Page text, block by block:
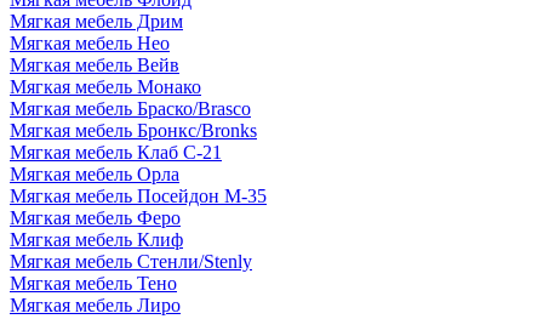
Мягкая мебель Дрим
Мягкая мебель Нео
Мягкая мебель Вейв
Мягкая мебель Монако
Мягкая мебель Браско/Brasco
Мягкая мебель Бронкс/Bronks
Мягкая мебель Клаб С-21
Мягкая мебель Орла
Мягкая мебель Посейдон М-35
Мягкая мебель Феро
Мягкая мебель Клиф
Мягкая мебель Стенли/Stenly
Мягкая мебель Тено
Мягкая мебель Лиро